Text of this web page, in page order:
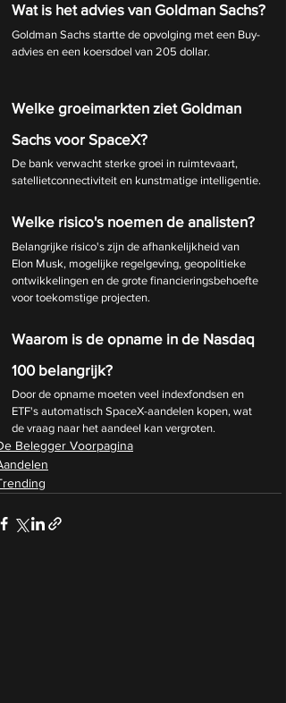
Wat is het advies van Goldman Sachs?
Goldman Sachs startte de opvolging met een Buy-
advies en een koersdoel van 205 dollar.
Welke groeimarkten ziet Goldman
Sachs voor SpaceX?
De bank verwacht sterke groei in ruimtevaart,
satellietconnectiviteit en kunstmatige intelligentie.
Welke risico's noemen de analisten?
Belangrijke risico's zijn de afhankelijkheid van
Elon Musk, mogelijke regelgeving, geopolitieke
ontwikkelingen en de grote financieringsbehoefte
voor toekomstige projecten.
Waarom is de opname in de Nasdaq
100 belangrijk?
Door de opname moeten veel indexfondsen en
ETF's automatisch SpaceX-aandelen kopen, wat
de vraag naar het aandeel kan vergroten.
Belegger Voorpagina